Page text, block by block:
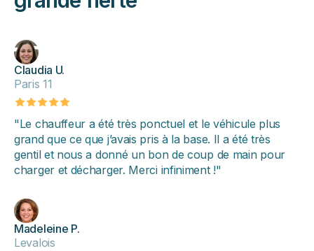
Claudia U.
Paris 11
"Le chauffeur a été très ponctuel et le véhicule plus
grand que ce que j’avais pris à la base. Il a été très
gentil et nous a donné un bon de coup de main pour
charger et décharger. Merci infiniment !"
Madeleine P.
Levalois